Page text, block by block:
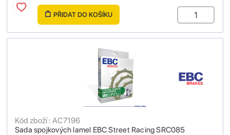
PŘIDAT DO KOŠÍKU
Sada spojkových lamel EBC Street Racing SRC085
Kód zboží : AC7196